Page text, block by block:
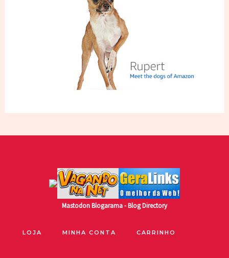
MastodonBlogarama - Blog Directory
LOJA MINHA CONTA CARRINHO